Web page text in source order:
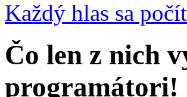
Každý hlas sa
Čo len z nich
programátori!